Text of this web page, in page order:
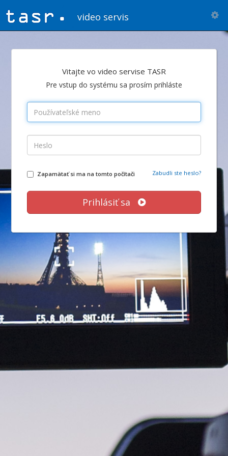
video servis
Vitajte vo video servise TASR
Pre vstup do systému sa prosím prihláste
Zapamätať si ma na tomto počítači Zabudli ste heslo?
Prihlásiť sa